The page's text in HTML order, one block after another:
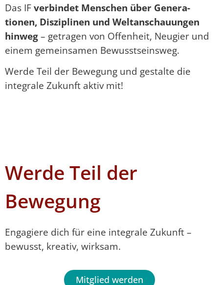
Das IFverbindet Menschen über Gene­ra­
tionen, Disziplinen und Weltanschau­ungen
hinweg– getragen von Offenheit, Neugier und
einem gemeinsamen Bewusst­seinsweg.
Werde Teil der Bewegung und gestalte die
integrale Zukunft aktiv mit!
Werde Teil der
Bewegung
Engagiere dich für eine integrale Zukunft –
bewusst, kreativ, wirksam.
Mitglied werden